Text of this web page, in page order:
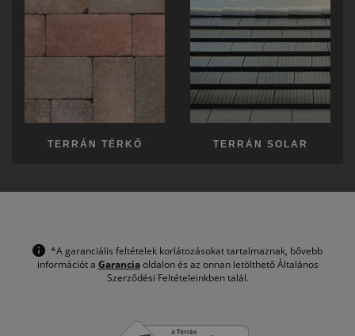
TERRÁN TÉRKŐ TERRÁN SOLAR
*A garanciális feltételek korlátozásokat tartalmaznak, bővebb
információt a Garanciaoldalon és az onnan letölthető Általános
Szerződési Feltételeinkben talál.